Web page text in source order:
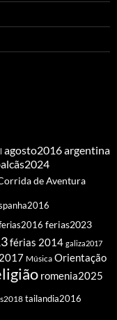
agosto2016argentina
de Aventura
ferias2023
férias 2014 galiza2017
Música Orientação
romenia2025
tailandia2016